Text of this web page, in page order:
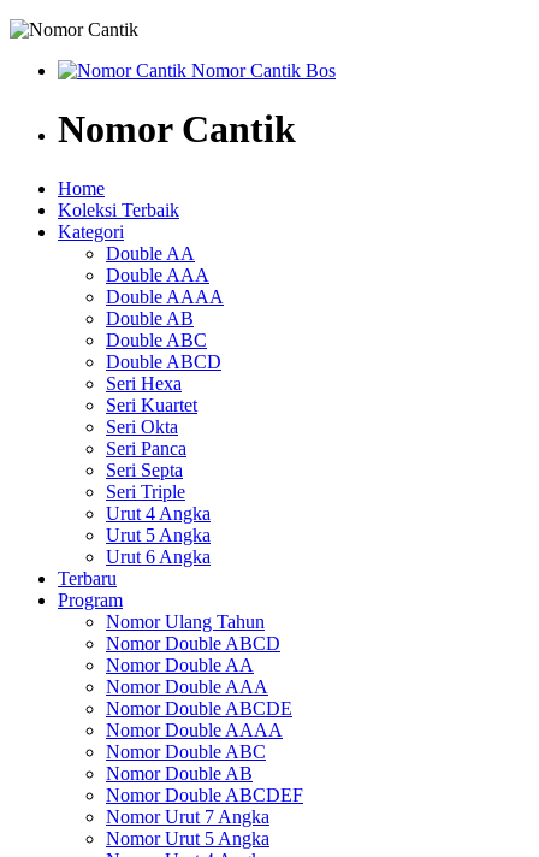
Nomor Cantik
Home
Koleksi Terbaik
Kategori
Double AA
Double AAA
Double AAAA
Double AB
Double ABC
Double ABCD
Seri Hexa
Seri Kuartet
Seri Okta
Seri Panca
Seri Septa
Seri Triple
Urut 4 Angka
Urut 5 Angka
Urut 6 Angka
Terbaru
Program
Nomor Ulang Tahun
Nomor Double ABCD
Nomor Double AA
Nomor Double AAA
Nomor Double ABCDE
Nomor Double AAAA
Nomor Double ABC
Nomor Double AB
Nomor Double ABCDEF
Nomor Urut 7 Angka
Nomor Urut 5 Angka